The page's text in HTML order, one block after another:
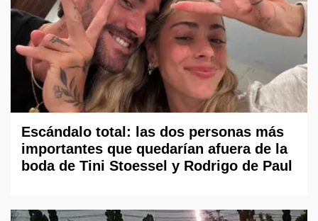
Escándalo total: las dos personas más
importantes que quedarían afuera de la
boda de Tini Stoessel y Rodrigo de Paul